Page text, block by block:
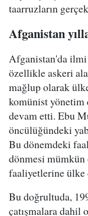
taarruzların
Afganistan
Afganistan'da
özellikle askeri
mağlup olarak
komünist yönetim
devam etti. Ebu
öncülüğündeki
Bu dönemdeki
dönmesi mümkün
faaliyetlerine ülke
Bu doğrultuda,
çatışmalara dahil